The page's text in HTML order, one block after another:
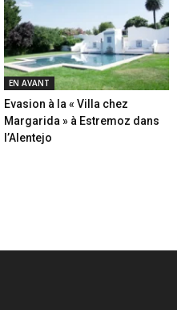
EN AVANT
Evasion à la « Villa chez
Margarida » à Estremoz dans
l’Alentejo